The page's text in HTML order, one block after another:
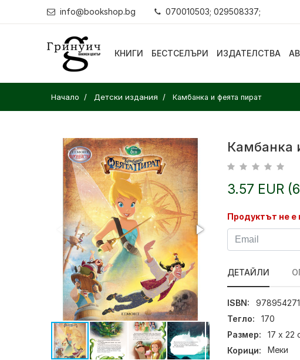
info@bookshop.bg 070010503; 029508337;
КНИГИ БЕСТСЕЛЪРИ ИЗДАТЕЛСТВА
Начало Детски издания Камбанка и феята пират
Камбанка
3.57 EUR
Продуктът не е
ДЕТАЙЛИ
ISBN:
Тегло:
170
Размер:
17 х 22
Корици:
Меки